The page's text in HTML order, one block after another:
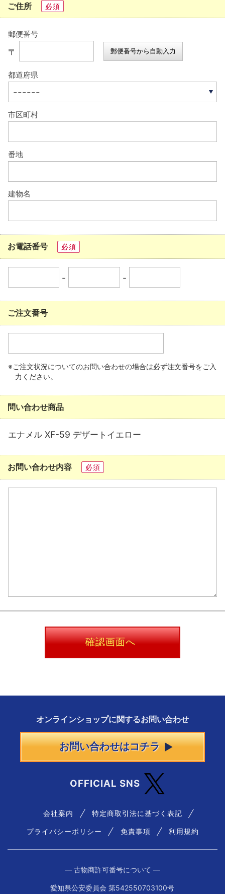
ご住所 必須
郵便番号
〒 郵便番号から自動入力
都道府県
市区町村
番地
建物名
お電話番号 必須
- -
ご注文番号
※ご注文状況についてのお問い合わせの場合は必ず注文番号をご入
力ください。
問い合わせ商品
エナメル XF-59 デザートイエロー
お問い合わせ内容 必須
確認画面へ
オンラインショップに関するお問い合わせ
お問い合わせはコチラ
OFFICIAL SNS
会社案内 特定商取引法に基づく表記
プライバシーポリシー 免責事項 利用規約
― 古物商許可番号について ―
愛知県公安委員会 第542550703100号